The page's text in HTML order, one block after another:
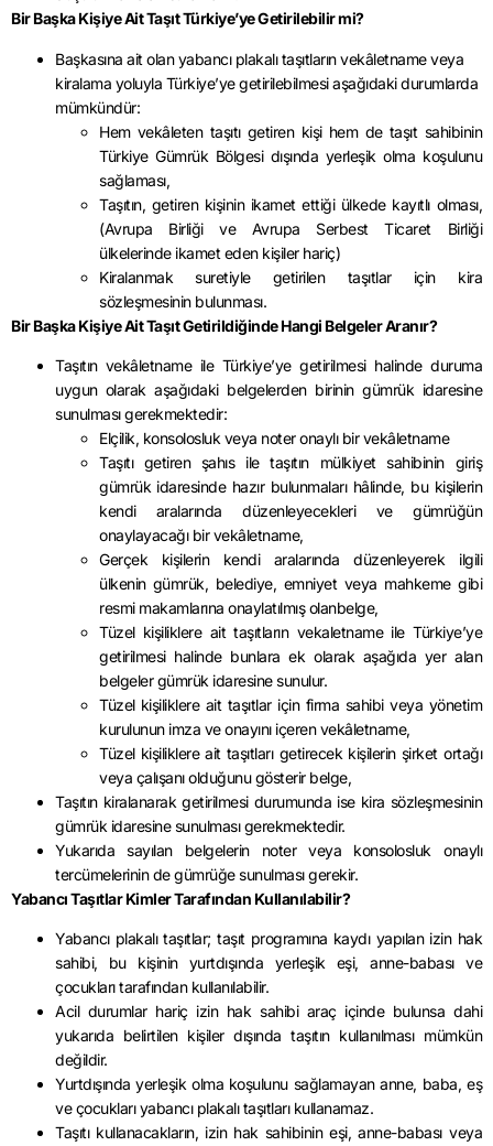
Bir Başka Kişiye Ait Taşıt Türkiye’ye Getirilebilir mi?
Başkasına ait olan yabancı plakalı taşıtların vekâletname veya
kiralama yoluyla Türkiye’ye getirilebilmesi aşağıdaki durumlarda
mümkündür:
Hem vekâleten taşıtı getiren kişi hem de taşıt sahibinin
Türkiye Gümrük Bölgesi dışında yerleşik olma koşulunu
sağlaması,
Taşıtın, getiren kişinin ikamet ettiği ülkede kayıtlı olması,
(Avrupa Birliği ve Avrupa Serbest Ticaret Birliği
ülkelerinde ikamet eden kişiler hariç)
Kiralanmak suretiyle getirilen taşıtlar için kira
sözleşmesinin bulunması.
Bir Başka Kişiye Ait Taşıt Getirildiğinde Hangi Belgeler Aranır?
Taşıtın vekâletname ile Türkiye’ye getirilmesi halinde duruma
uygun olarak aşağıdaki belgelerden birinin gümrük idaresine
sunulması gerekmektedir:
Elçilik, konsolosluk veya noter onaylı bir vekâletname
Taşıtı getiren şahıs ile taşıtın mülkiyet sahibinin giriş
gümrük idaresinde hazır bulunmaları hâlinde, bu kişilerin
kendi aralarında düzenleyecekleri ve gümrüğün
onaylayacağı bir vekâletname,
Gerçek kişilerin kendi aralarında düzenleyerek ilgili
ülkenin gümrük, belediye, emniyet veya mahkeme gibi
resmi makamlarına onaylatılmış olanbelge,
Tüzel kişiliklere ait taşıtların vekaletname ile Türkiye’ye
getirilmesi halinde bunlara ek olarak aşağıda yer alan
belgeler gümrük idaresine sunulur.
Tüzel kişiliklere ait taşıtlar için firma sahibi veya yönetim
kurulunun imza ve onayını içeren vekâletname,
Tüzel kişiliklere ait taşıtları getirecek kişilerin şirket ortağı
veya çalışanı olduğunu gösterir belge,
Taşıtın kiralanarak getirilmesi durumunda ise kira sözleşmesinin
gümrük idaresine sunulması gerekmektedir.
Yukarıda sayılan belgelerin noter veya konsolosluk onaylı
tercümelerinin de gümrüğe sunulması gerekir.
Yabancı Taşıtlar Kimler Tarafından Kullanılabilir?
Yabancı plakalı taşıtlar; taşıt programına kaydı yapılan izin hak
sahibi, bu kişinin yurtdışında yerleşik eşi, anne-babası ve
çocukları tarafından kullanılabilir.
Acil durumlar hariç izin hak sahibi araç içinde bulunsa dahi
yukarıda belirtilen kişiler dışında taşıtın kullanılması mümkün
değildir.
Yurtdışında yerleşik olma koşulunu sağlamayan anne, baba, eş
ve çocukları yabancı plakalı taşıtları kullanamaz.
Taşıtı kullanacakların, izin hak sahibinin eşi, anne-babası veya